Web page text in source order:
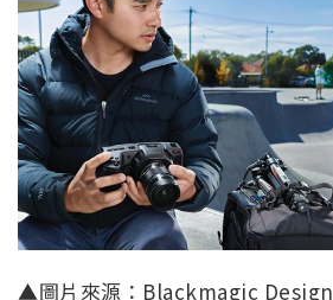
▲圖片來源：Blackmagic Design